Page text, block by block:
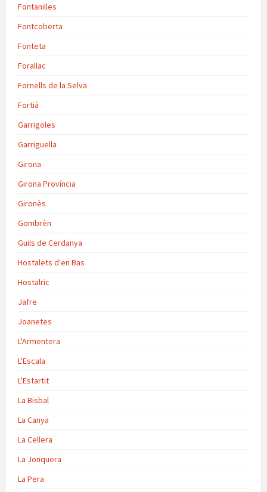
Fontanilles
Fontcoberta
Fonteta
Forallac
Fornells de la Selva
Fortià
Garrigoles
Garriguella
Girona
Girona Província
Gironès
Gombrèn
Guils de Cerdanya
Hostalets d'en Bas
Hostalric
Jafre
Joanetes
L'Armentera
L'Escala
L'Estartit
La Bisbal
La Canya
La Cellera
La Jonquera
La Pera